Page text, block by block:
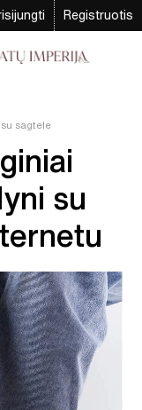
Registruotis
sagtele
su